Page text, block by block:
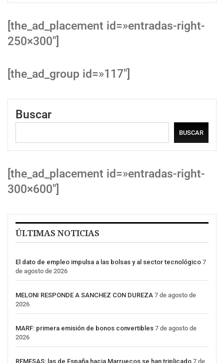
[the_ad_placement id=»entradas-right-
250×300″]
[the_ad_group id=»117″]
Buscar
BUSCAR
[the_ad_placement id=»entradas-right-
300×600″]
ÚLTIMAS NOTICIAS
El dato de empleo impulsa a las bolsas y al sector tecnológico 7
de agosto de 2026
MELONI RESPONDE A SANCHEZ CON DUREZA 7 de agosto de
2026
MARF: primera emisión de bonos convertibles 7 de agosto de
2026
REMESAS: las de España hacia Marruecos se han triplicado 7 de